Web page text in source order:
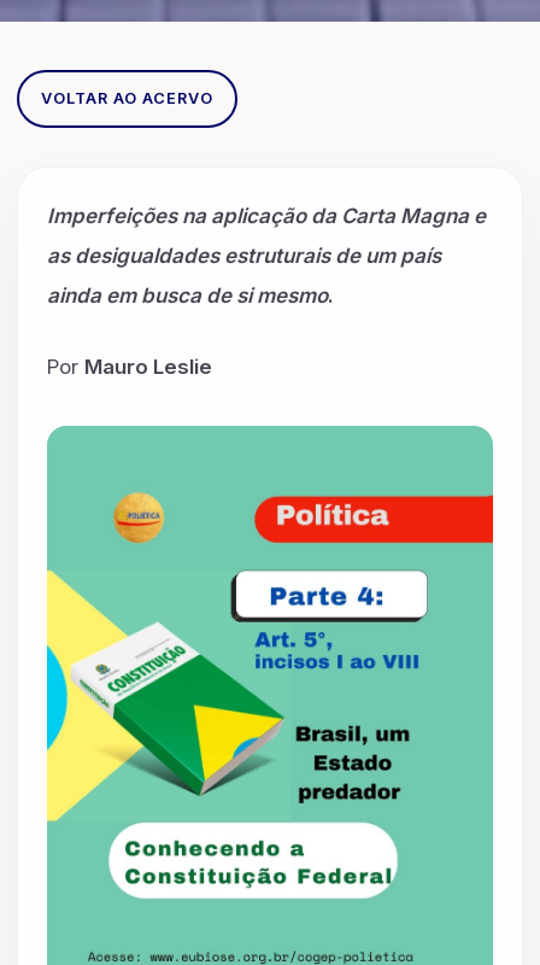
VOLTAR AO ACERVO
Imperfeições na aplicação da Carta Magna e
as desigualdades estruturais de um país
ainda em busca de si mesmo.
Por Mauro Leslie